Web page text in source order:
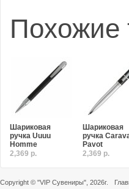
Похожие
Шариковая
ручка Uuuu
Homme
2,369 р.
Шариковая
ручка
Pavot
2,369 р.
Copyright © "VIP Сувениры" , 2026г.